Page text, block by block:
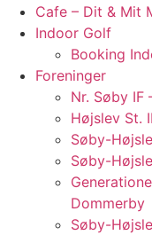
Cafe – Dit & Mit
Indoor Golf
Booking
Foreninger
Nr. Søby IF
Højslev St.
Søby-
Søby-
Dommerby
Søby-